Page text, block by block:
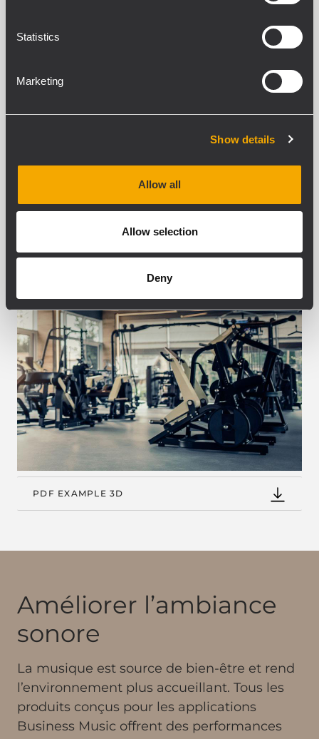
Statistics
Marketing
Show details
Allow all
Allow selection
Deny
PDF EXAMPLE 3D
PDF EXAMPLE 3D
Améliorer l’ambiance
sonore
La musique est source de bien-être et rend
l’environnement plus accueillant. Tous les
produits conçus pour les applications
Business Music offrent des performances